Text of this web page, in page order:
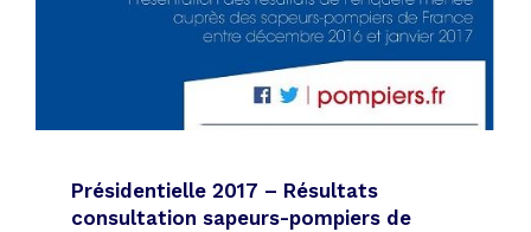
Présidentielle 2017 – Résultats
consultation sapeurs-pompiers de